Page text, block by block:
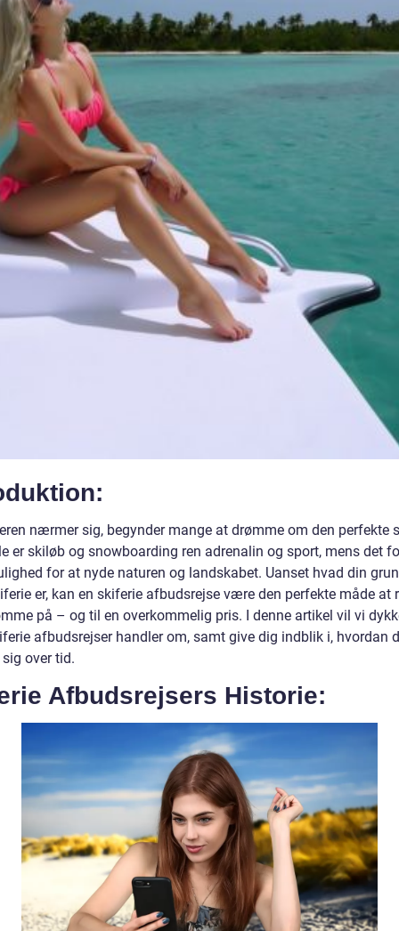
nærmer sig, begynder mange at drømme om den perfekte
er skiløb og snowboarding ren adrenalin og sport, mens det
for at nyde naturen og landskabet. Uanset hvad din
er, kan en skiferie afbudsrejse være den perfekte måde at
på – og til en overkommelig pris. I denne artikel vil vi
afbudsrejser handler om, samt give dig indblik i, hvordan
over tid.
Afbudsrejsers Historie: